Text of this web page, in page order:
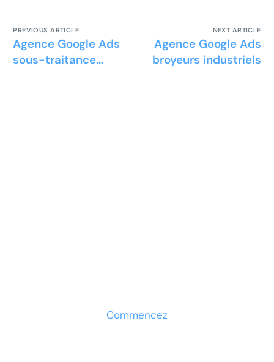
PREVIOUS ARTICLE
Agence Google Ads
sous-traitance
NEXT ARTICLE
Agence Google Ads
broyeurs industriels
Commencez